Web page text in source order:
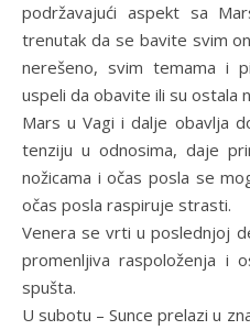
podržavajući aspekt sa
trenutak da se bavite svim
nerešeno, svim temama i
uspeli da obavite ili su ostala
Mars u Vagi i dalje obavlja
tenziju u odnosima, daje
nožicama i očas posla se
očas posla raspiruje strasti.
Venera se vrti u poslednjoj
promenljiva raspoloženja i
spušta.
U subotu – Sunce prelazi u